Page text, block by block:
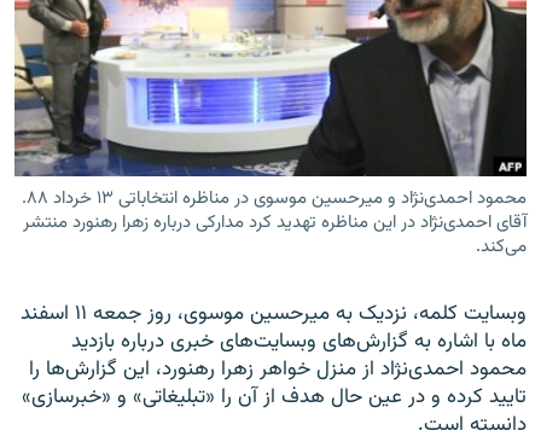
به ما بپیوندید
زبان‌های دیگر
محمود احمدی‌نژاد و میرحسین موسوی در مناظره انتخاباتی ۱۳ خرداد ۸۸.
آقای احمدی‌نژاد در این مناظره تهدید کرد مدارکی درباره زهرا رهنورد منتشر
می‌کند.
وبسایت کلمه، نزدیک به میرحسین موسوی، روز جمعه ۱۱ اسفند
ماه با اشاره به گزارش‌های وبسایت‌های خبری درباره بازدید
محمود احمدی‌نژاد از منزل خواهر زهرا رهنورد، این گزارش‌ها را
تایید کرده و در عین حال هدف از آن را «تبلیغاتی» و «خبرسازی»
دانسته است.